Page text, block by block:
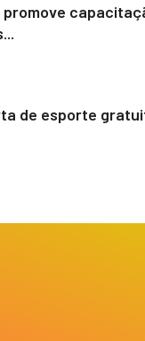
promove
de esporte